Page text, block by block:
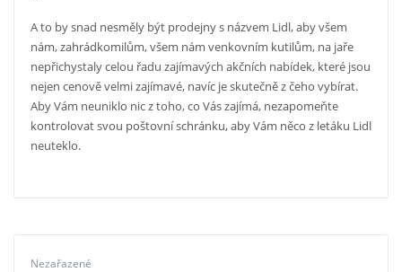
A to by snad nesměly být prodejny s názvem Lidl, aby všem
nám, zahrádkomilům, všem nám venkovním kutilům, na jaře
nepřichystaly celou řadu zajímavých akčních nabídek, které jsou
nejen cenově velmi zajímavé, navíc je skutečně z čeho vybírat.
Aby Vám neuniklo nic z toho, co Vás zajímá, nezapomeňte
kontrolovat svou poštovní schránku, aby Vám něco z letáku Lidl
neuteklo.
Nezařazené